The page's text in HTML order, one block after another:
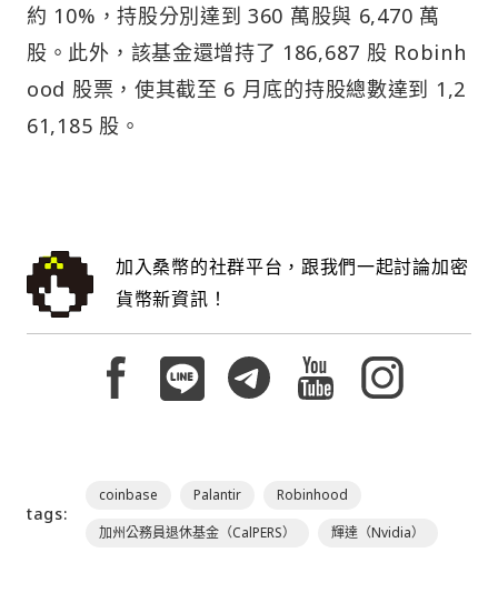
約 10%，持股分別達到 360 萬股與 6,470 萬
股。此外，該基金還增持了 186,687 股 Robinh
ood 股票，使其截至 6 月底的持股總數達到 1,2
61,185 股。
加入桑幣的社群平台，跟我們一起討論加密
貨幣新資訊！
tags:
coinbase Palantir
Robinhood
加州公務員退休基金（CalPERS）
輝達（Nvidia）